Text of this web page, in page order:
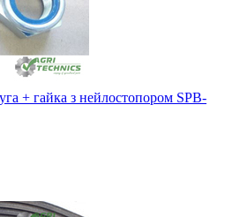
+ гайка з нейлостопором SPB-